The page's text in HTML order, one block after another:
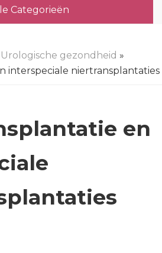
Categorieën
Urologische gezondheid »
interspeciale niertransplantaties
en